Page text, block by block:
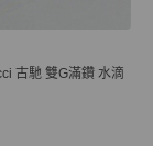
古馳 雙G滿鑽 水滴